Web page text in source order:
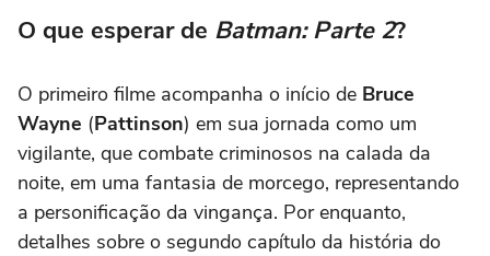
O que esperar de Batman: Parte 2?
O primeiro filme acompanha o início de Bruce
Wayne (Pattinson) em sua jornada como um
vigilante, que combate criminosos na calada da
noite, em uma fantasia de morcego, representando
a personificação da vingança. Por enquanto,
detalhes sobre o segundo capítulo da história do